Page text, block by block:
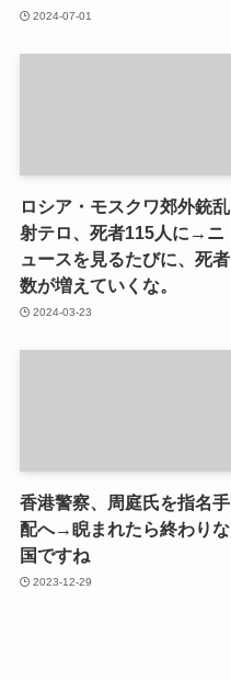
2024-07-01
ロシア・モスクワ郊外銃乱
射テロ、死者115人に→ニ
ュースを見るたびに、死者
数が増えていくな。
2024-03-23
香港警察、周庭氏を指名手
配へ→睨まれたら終わりな
国ですね
2023-12-29